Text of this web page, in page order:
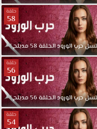
حلقة
58
حربالورودالحلقة58مدبلج
حلقة
56
حربالورودالحلقة56مدبلج
حلقة
54